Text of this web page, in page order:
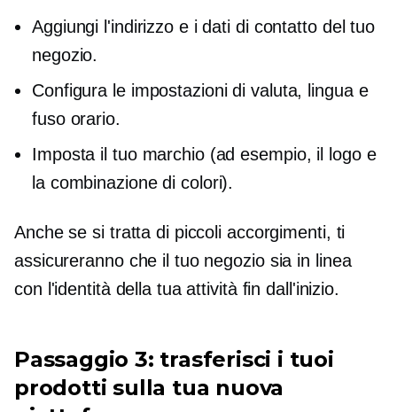
Aggiungi l'indirizzo e i dati di contatto del tuo
negozio.
Configura le impostazioni di valuta, lingua e
fuso orario.
Imposta il tuo marchio (ad esempio, il logo e
la combinazione di colori).
Anche se si tratta di piccoli accorgimenti, ti
assicureranno che il tuo negozio sia in linea
con l'identità della tua attività fin dall'inizio.
Passaggio 3: trasferisci i tuoi
prodotti sulla tua nuova